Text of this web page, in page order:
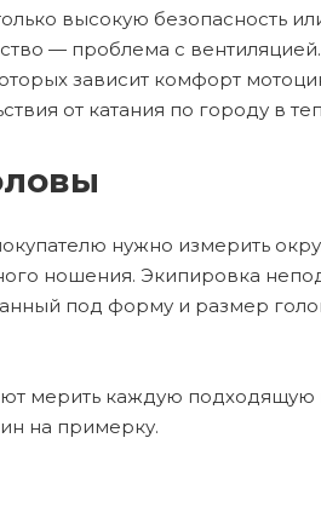
высокую безопасность
— проблема с
зависит комфорт
от катания по городу в
нужно измерить
ношения. Экипировка
под форму и размер
мерить каждую подходящую
на примерку.